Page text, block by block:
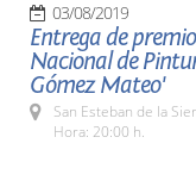
03/08/2019
Entrega de
Nacional de
Gómez Mateo'
San Esteban de la
Hora: 20:00 h.